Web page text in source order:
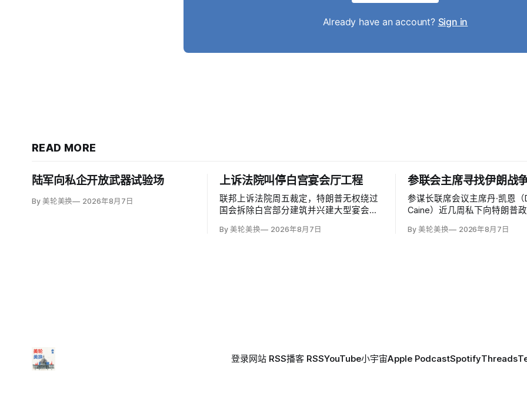
Already have an account? Sign in
READ MORE
陆军向私企开放武器试验场
By 美轮美换 2026年8月7日
上诉法院叫停白宫宴会厅工程
联邦上诉法院周五裁定，特朗普无权绕过
国会拆除白宫部分建筑并兴建大型宴会
奥巴马任命的帕特里夏·米利特法官
By 美轮美换 2026年8月7日
参联会主席寻找伊朗战
参谋长联席会议主席丹·凯恩（
Caine）近几周私下向特朗普
战争寻找「退路」：现有升级
By 美轮美换 2026年8月7日
登录网站 RSS播客 RSSYouTube小宇宙Apple PodcastSpotifyThreads